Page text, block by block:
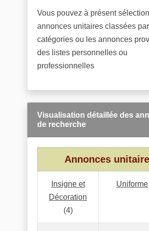
Vous pouvez à présent
annonces unitaires classées par
catégories ou les annonces
des listes personnelles ou
professionnelles
Visualisation détaillée des
de recherche
Annonces
Insigne et
Décoration
(4)
Uniforme